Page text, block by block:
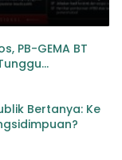
Perlu
PB-GEMA BT
Bertindak
Bertanya: Ke